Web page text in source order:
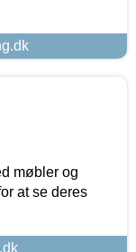
møbler og
at se deres